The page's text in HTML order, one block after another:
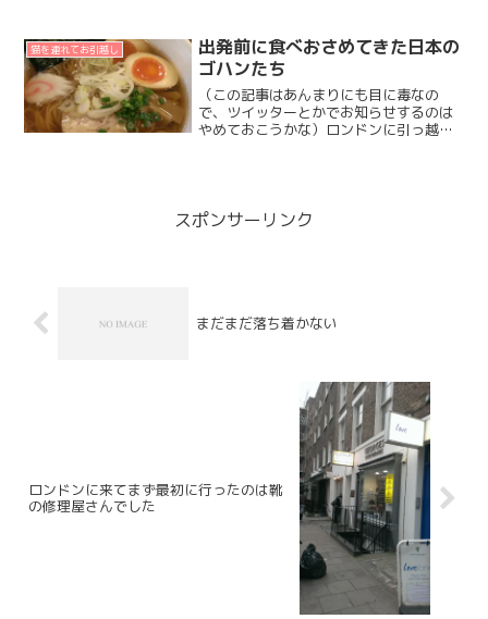
からねぇ。一緒にお泊りしたよ。ヒルト
ン成田ペットと泊まれる...
猫を連れてお引越し
出発前に食べおさめてきた日本の
ゴハンたち
（この記事はあんまりにも目に毒なの
で、ツイッターとかでお知らせするのは
やめておこうかな）ロンドンに引っ越す
スポンサーリンク
まだまだ落ち着かない
ロンドンに来てまず最初に行ったのは靴
の修理屋さんでした